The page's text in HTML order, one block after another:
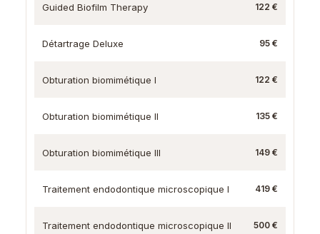
Guided Biofilm Therapy 122 €
Détartrage Deluxe 95 €
Obturation biomimétique I 122 €
Obturation biomimétique II 135 €
Obturation biomimétique III 149 €
Traitement endodontique microscopique I 419 €
Traitement endodontique microscopique II 500 €